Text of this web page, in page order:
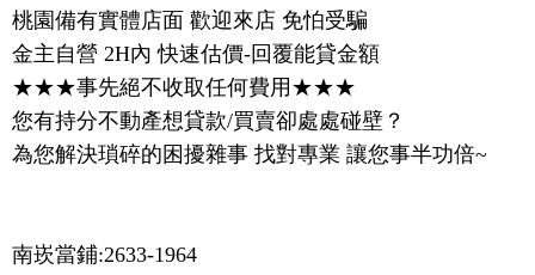
桃園備有實體店面 歡迎來店 免怕受騙
金主自營 2H內 快速估價-回覆能貸金額
★★★事先絕不收取任何費用★★★
您有持分不動產想貸款/買賣卻處處碰壁？
南崁當鋪:2633-1964